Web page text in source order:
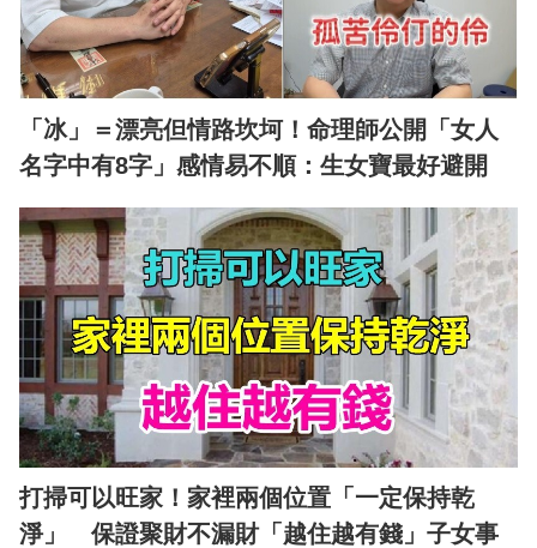
「冰」＝漂亮但情路坎坷！命理師公開「女人
名字中有8字」感情易不順：生女寶最好避開
打掃可以旺家！家裡兩個位置「一定保持乾
淨」 保證聚財不漏財「越住越有錢」子女事